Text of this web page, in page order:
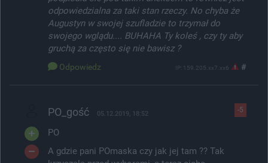
odpowiedzialna za taki stan rzeczy. No chyba że
Augustyn w swojej szufladzie to trzymał do
swojego wglądu.... BUHAHA Ty koleś , czy ty aby
gruchą za często się nie bawisz ?
Odpowiedz IP: 159.205.xx7.xx6 #
-5
PO_gość 05.12.2019, 18:52
PO
A gdzie pani POmaska czy jak jej tam ?? Tak